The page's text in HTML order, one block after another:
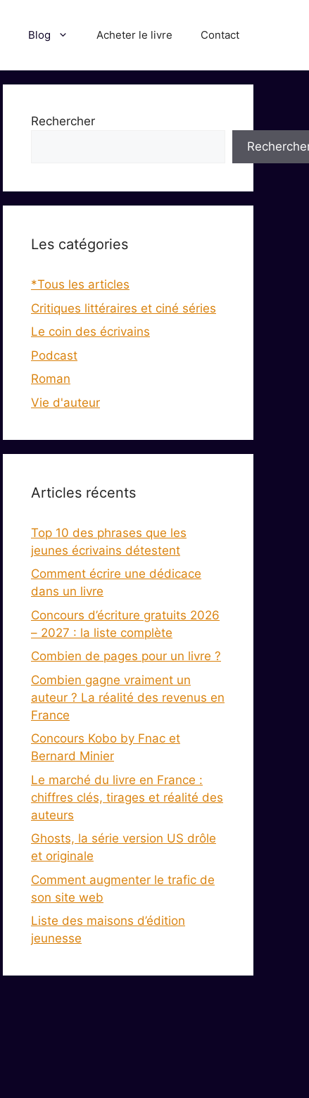
Blog Acheter le livre Contact
Rechercher
Les catégories
*Tous les articles
Critiques littéraires et ciné séries
Le coin des écrivains
Podcast
Roman
Vie d'auteur
Articles récents
Top 10 des phrases que les
jeunes écrivains détestent
Comment écrire une dédicace
dans un livre
Concours d’écriture gratuits 2026
– 2027 : la liste complète
Combien de pages pour un livre ?
Combien gagne vraiment un
auteur ? La réalité des revenus en
France
Concours Kobo by Fnac et
Bernard Minier
Le marché du livre en France :
chiffres clés, tirages et réalité des
auteurs
Ghosts, la série version US drôle
et originale
Comment augmenter le trafic de
son site web
Liste des maisons d’édition
jeunesse